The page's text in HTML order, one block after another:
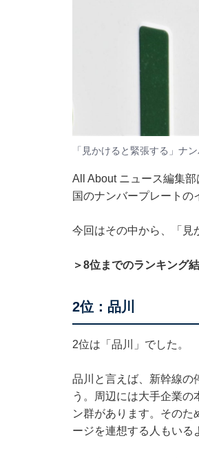
「見かけると緊張する」ナ
All About ニュース編集
国のナンバープレートの
今回はその中から、「見
＞8位までのランキング
2位：品川
2位は「品川」でした。
品川と言えば、新幹線の
う。周辺には大手企業
ン群があります。そのた
ージを連想する人もいる